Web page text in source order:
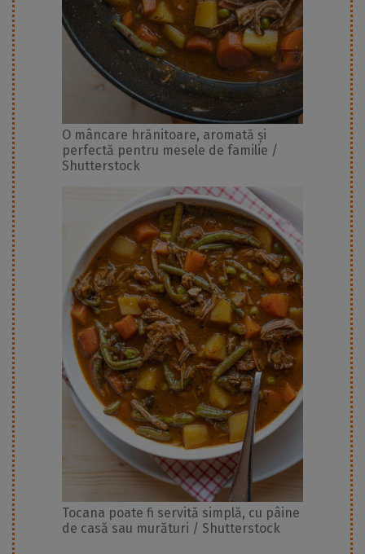
O mâncare hrănitoare, aromată și
perfectă pentru mesele de familie /
Shutterstock
Tocana poate fi servită simplă, cu pâine
de casă sau murături / Shutterstock